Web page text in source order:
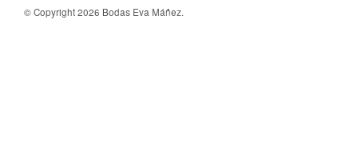
© Copyright 2026 Bodas Eva Máñez.